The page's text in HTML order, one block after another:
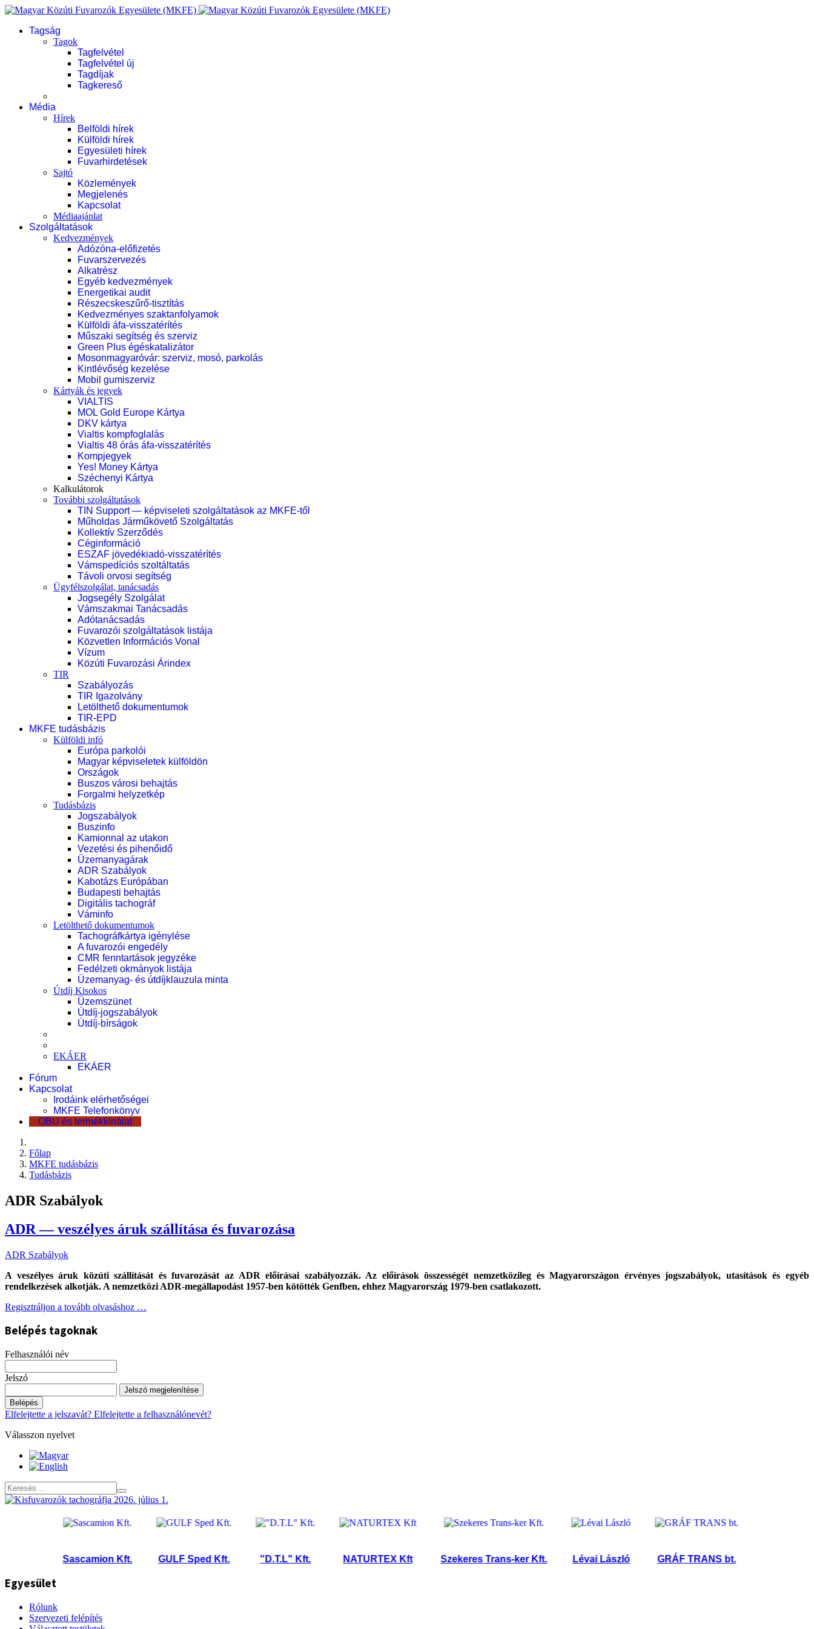
Tagság
Tagok
Tagfelvétel
Tagfelvétel új
Tagdíjak
Tagkereső
Média
Hírek
Belföldi hírek
Külföldi hírek
Egyesületi hírek
Fuvarhirdetések
Sajtó
Közlemények
Megjelenés
Kapcsolat
Médiaajánlat
Szolgáltatások
Kedvezmények
Adózóna-előfizetés
Fuvarszervezés
Alkatrész
Egyéb kedvezmények
Energetikai audit
Részecskeszűrő-tisztítás
Kedvezményes szaktanfolyamok
Külföldi áfa-visszatérítés
Műszaki segítség és szerviz
Green Plus égéskatalizátor
Mosonmagyaróvár: szerviz, mosó, parkolás
Kintlévőség kezelése
Mobil gumiszerviz
Kártyák és jegyek
VIALTIS
MOL Gold Europe Kártya
DKV kártya
Vialtis kompfoglalás
Vialtis 48 órás áfa-visszatérítés
Kompjegyek
Yes! Money Kártya
Széchenyi Kártya
Kalkulátorok
További szolgáltatások
TIN Support — képviseleti szolgáltatások az MKFE-től
Műholdas Járműkövető Szolgáltatás
Kollektív Szerződés
Céginformáció
ESZAF jövedékiadó-visszatérítés
Vámspedíciós szoltáltatás
Távoli orvosi segítség
Ügyfélszolgálat, tanácsadás
Jogsegély Szolgálat
Vámszakmai Tanácsadás
Adótanácsadás
Fuvarozói szolgáltatások listája
Közvetlen Információs Vonal
Vízum
Közúti Fuvarozási Árindex
TIR
Szabályozás
TIR Igazolvány
Letölthető dokumentumok
TIR-EPD
MKFE tudásbázis
Külföldi infó
Európa parkolói
Magyar képviseletek külföldön
Országok
Buszos városi behajtás
Forgalmi helyzetkép
Tudásbázis
Jogszabályok
Buszinfo
Kamionnal az utakon
Vezetési és pihenőidő
Üzemanyagárak
ADR Szabályok
Kabotázs Európában
Budapesti behajtás
Digitális tachográf
Váminfo
Letölthető dokumentumok
Tachográfkártya igénylése
A fuvarozói engedély
CMR fenntartások jegyzéke
Fedélzeti okmányok listája
Üzemanyag- és útdíjklauzula minta
Útdíj Kisokos
Üzemszünet
Útdíj-jogszabályok
Útdíj-bírságok
EKÁER
EKÁER
Fórum
Kapcsolat
Irodáink elérhetőségei
MKFE Telefonkönyv
OBU és termékkínálat
Főlap
MKFE tudásbázis
Tudásbázis
ADR Szabályok
ADR — veszélyes áruk szállítása és fuvarozása
ADR Szabályok
A veszélyes áruk közúti szállítását és fuvarozását az ADR előírásai szabályozzák. Az előírások összességét nemzetközileg és Magyarországon érvényes jogszabályok, utasítások és egyéb
rendelkezések alkotják. A nemzetközi ADR-megállapodást 1957-ben kötötték Genfben, ehhez Magyarország 1979-ben csatlakozott.
Regisztráljon a tovább olvasáshoz …
Belépés tagoknak
Felhasználói név
Jelszó
Jelszó megjelenítése
Belépés
Elfelejtette a jelszavát? Elfelejtette a felhasználónevét?
Válasszon nyelvet
Sascamion Kft. GULF Sped Kft. "D.T.L" Kft. NATURTEX Kft Szekeres Trans-ker Kft. Lévai László GRÁF TRANS bt.
Egyesület
Rólunk
Szervezeti felépítés